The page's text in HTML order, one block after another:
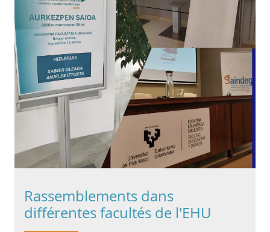
Rassemblements dans
différentes facultés de l'EHU